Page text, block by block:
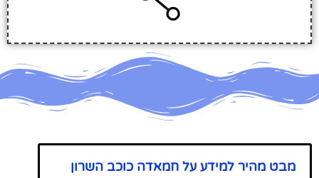
מבט מהיר למידע על חמאדה כוכב השרון